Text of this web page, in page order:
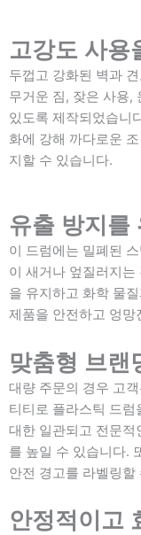
고강도 사용
두껍고 강화된 벽과
무거운 짐, 잦은 사용,
있도록 제작되었습니
화에 강해 까다로운
지할 수 있습니다.
유출 방지를
이 드럼에는 밀폐된
이 새거나 엎질러지
을 유지하고 화학 물
제품을 안전하고 엉망
맞춤형 브랜
대량 주문의 경우 고
티티로 플라스틱 드럼
대한 일관되고 전문적
를 높일 수 있습니다.
안전 경고를 라벨링할
안정적이고